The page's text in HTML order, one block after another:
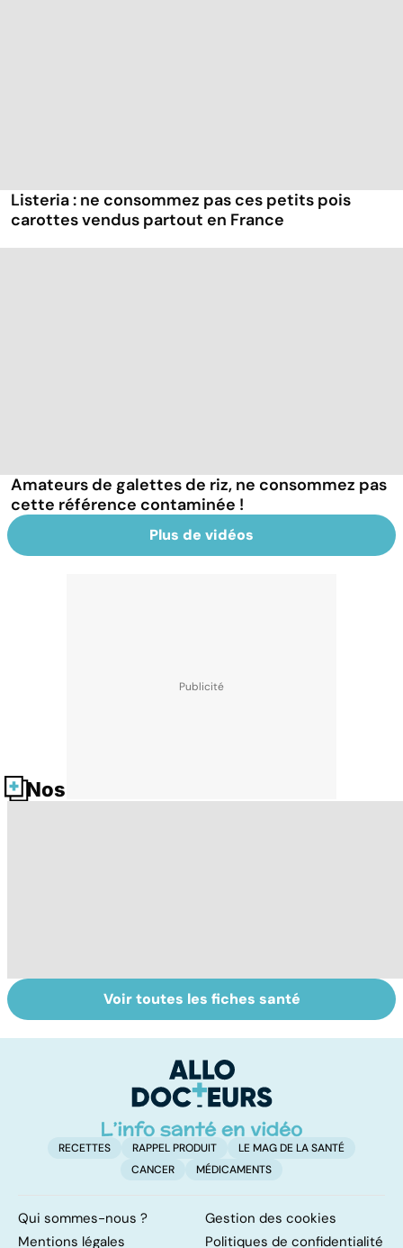
Listeria : ne consommez pas ces petits pois
carottes vendus partout en France
Amateurs de galettes de riz, ne consommez pas
cette référence contaminée !
Plus de vidéos
Nos fiches santé
Intoxications
alimentaires :
Tout savoir sur
les infections
Voir toutes les fiches santé
RECETTES RAPPEL PRODUIT
LE MAG DE LA SANTÉ
CANCER
MÉDICAMENTS
Qui sommes-nous ?
Gestion des cookies
Mentions légales
Politiques de confidentialité